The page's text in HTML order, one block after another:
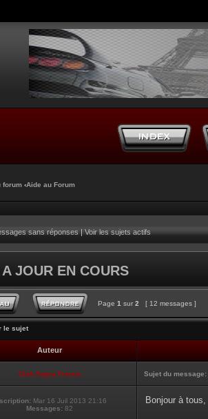
forum ‹Aide au Forum
sans réponses|Voir les sujets actifs
JOUR EN COURS
Page 1 sur 2 [ 12 messages ]
le sujet
Auteur
Club Supra France Sujet du message:
Mar 16 Juil 2013 21:16
Messages: 82
Bonjour à tous,